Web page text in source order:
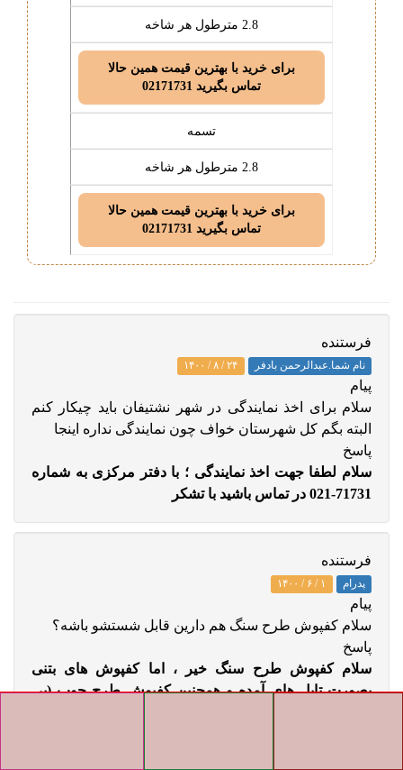
2.8 مترطول هر شاخه
برای خرید با بهترین قیمت همین حالا
تماس بگیرید 02171731
تسمه
2.8 مترطول هر شاخه
برای خرید با بهترین قیمت همین حالا
تماس بگیرید 02171731
فرستنده
نام شما.عبدالرحمن بادفر ۲۴ / ۸ / ۱۴۰۰
پيام
سلام برای اخذ نمایندگی در شهر نشتیفان باید چیکار کنم
البته بگم کل شهرستان خواف چون نمایندگی نداره اینجا
پاسخ
سلام لطفا جهت اخذ نمایندگی ؛ با دفتر مرکزی به شماره
71731-021 در تماس باشید با تشکر
فرستنده
پدرام ۱ / ۶ / ۱۴۰۰
پيام
سلام کفپوش طرح سنگ هم دارین قابل شستشو باشه؟
پاسخ
سلام کفپوش طرح سنگ خیر ، اما کفپوش های بتنی
بصورت تایل های آمده و همچنین کفپوش طرح چوب (پی